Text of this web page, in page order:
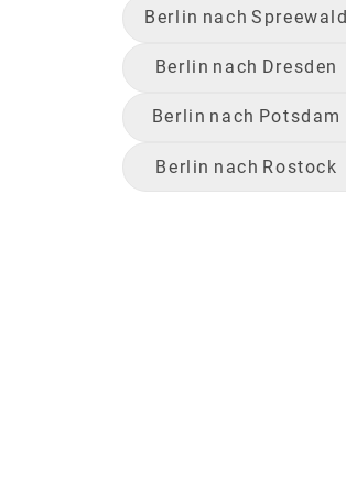
Berlin nach Spreewald
Berlin nach Dresden
Berlin nach Potsdam
Berlin nach Rostock